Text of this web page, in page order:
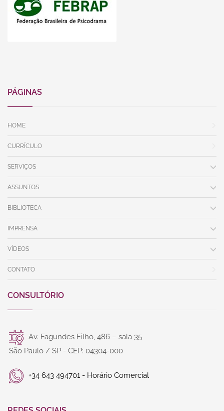
PÁGINAS
HOME
CURRÍCULO
SERVIÇOS
ASSUNTOS
BIBLIOTECA
IMPRENSA
VÍDEOS
CONTATO
CONSULTÓRIO
Av. Fagundes Filho, 486 – sala 35
São Paulo / SP - CEP: 04304-000
+34 643 494701 - Horário Comercial